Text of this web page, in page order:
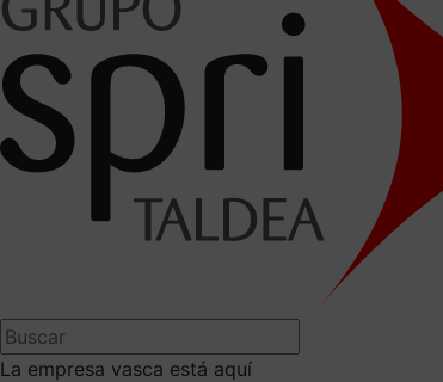
La empresa vasca está aquí